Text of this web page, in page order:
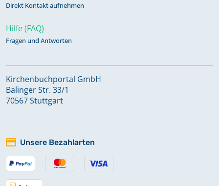
Direkt Kontakt aufnehmen
Hilfe (FAQ)
Fragen und Antworten
Kirchenbuchportal GmbH
Balinger Str. 33/1
70567 Stuttgart
Unsere Bezahlarten